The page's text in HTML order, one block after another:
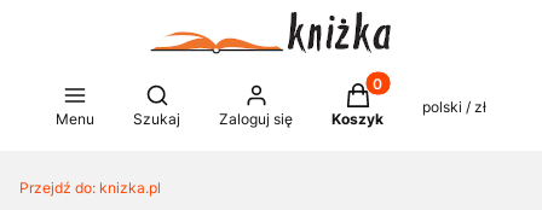
Menu
Otwórz wyszukiwarkę
Szukaj Zaloguj się
Produkty w koszyku:
Koszyk
polski / zł
Przejdź do: knizka.pl